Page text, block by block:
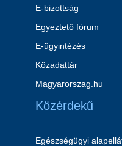
E-bizottság
Egyeztető fórum
E-ügyintézés
Közadattár
Magyarorszag.hu
Közérdekű
Egészségügyi